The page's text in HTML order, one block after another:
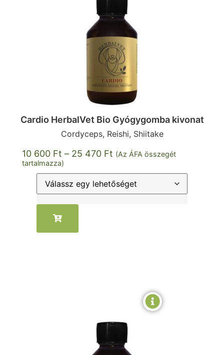
Cardio HerbalVet Bio Gyógygomba kivonat
Cordyceps, Reishi, Shiitake
10 600 Ft – 25 470 Ft (Az ÁFA összegét
tartalmazza)